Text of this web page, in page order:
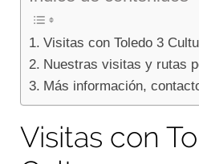
Visitas con Toledo 3
Nuestras visitas y rutas
Más información,
Visitas con